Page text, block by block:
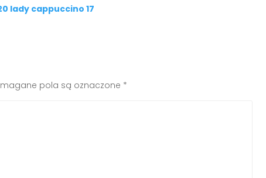
lady cappuccino 17
pola są oznaczone *